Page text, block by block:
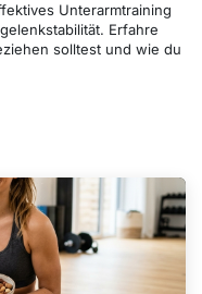
Unterarmtraining
Erfahre
solltest und wie du